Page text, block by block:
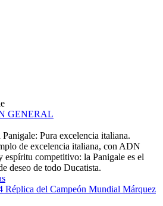
GENERAL
Pura excelencia italiana.
de excelencia italiana, con ADN
espíritu competitivo: la Panigale es el
deseo de todo Ducatista.
Réplica del Campeón Mundial Márquez